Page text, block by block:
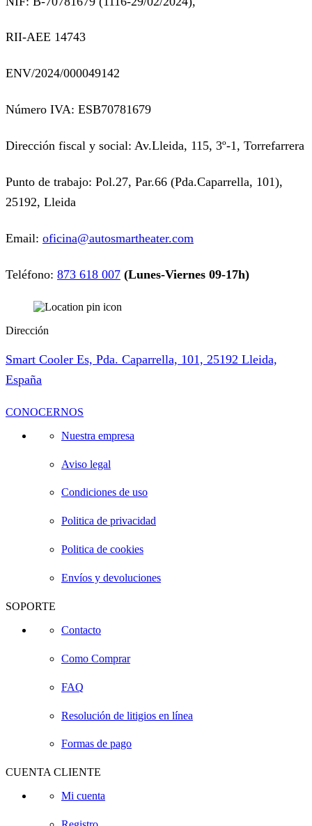
RII-AEE 14743
ENV/2024/000049142
Número IVA: ESB70781679
Dirección fiscal y social: Av.Lleida, 115, 3º-1, Torrefarrera
Punto de trabajo: Pol.27, Par.66 (Pda.Caparrella, 101),
25192, Lleida
Email: oficina@autosmartheater.com
Teléfono: 873 618 007 (Lunes-Viernes 09-17h)
Dirección
Smart Cooler Es, Pda. Caparrella, 101, 25192 Lleida,
España
CONOCERNOS
Nuestra empresa
Aviso legal
Condiciones de uso
Politica de privacidad
Politica de cookies
Envíos y devoluciones
SOPORTE
Contacto
Como Comprar
FAQ
Resolución de litigios en línea
Formas de pago
CUENTA CLIENTE
Mi cuenta